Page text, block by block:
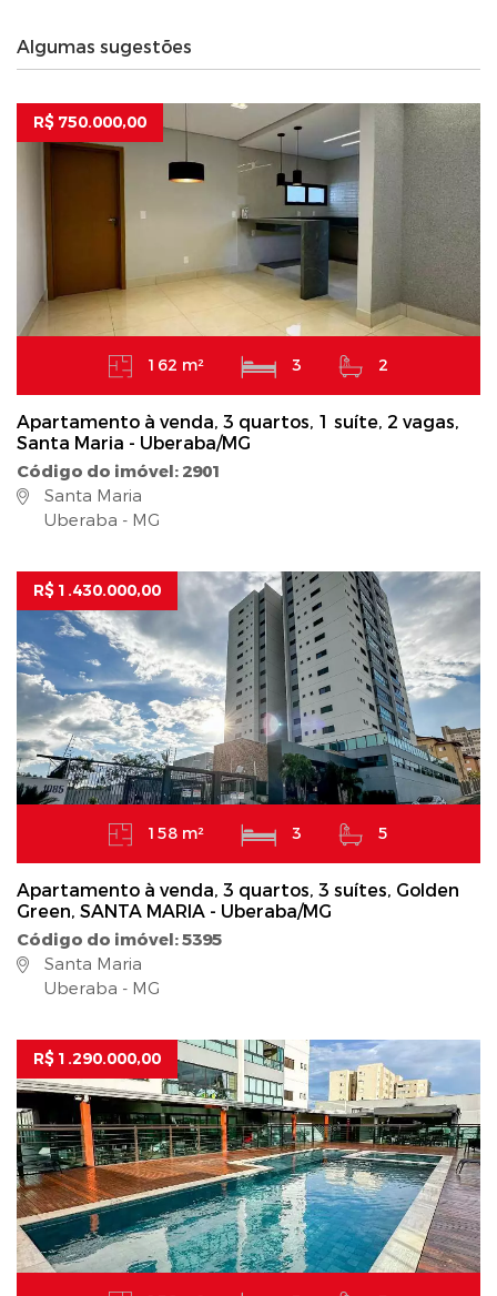
Algumas sugestões
R$ 750.000,00
162 m² 3 2
Apartamento à venda, 3 quartos, 1 suíte, 2 vagas,
Santa Maria - Uberaba/MG
Código do imóvel: 2901
Santa Maria
Uberaba - MG
R$ 1.430.000,00
158 m² 3 5
Apartamento à venda, 3 quartos, 3 suítes, Golden
Green, SANTA MARIA - Uberaba/MG
Código do imóvel: 5395
Santa Maria
Uberaba - MG
R$ 1.290.000,00